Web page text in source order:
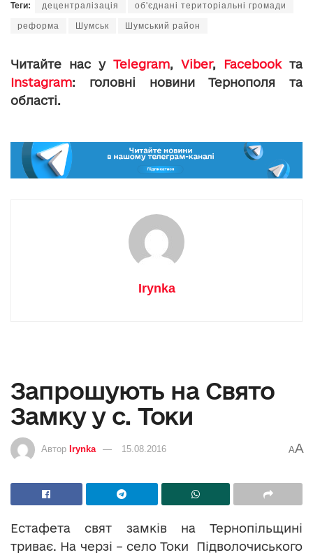
Теги: децентралізація об'єднані територіальні громади
реформа Шумськ Шумський район
Читайте нас у Telegram, Viber, Facebookта
Instagram: головні новини Тернополя та
області.
Irynka
Запрошують на Свято
Замку у с. Токи
Автор Irynka 15.08.2016 AA
Естафета свят замків на Тернопільщині
триває. На черзі – село Токи Підволочиського